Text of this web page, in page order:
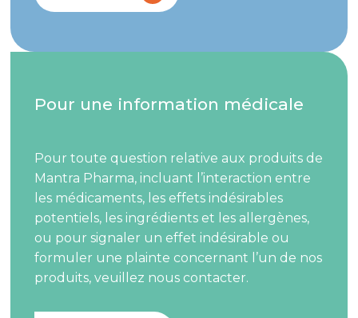
Pour une information médicale
Pour toute question relative aux produits de
Mantra Pharma, incluant l’interaction entre
les médicaments, les effets indésirables
potentiels, les ingrédients et les allergènes,
ou pour signaler un effet indésirable ou
formuler une plainte concernant l’un de nos
produits, veuillez nous contacter.